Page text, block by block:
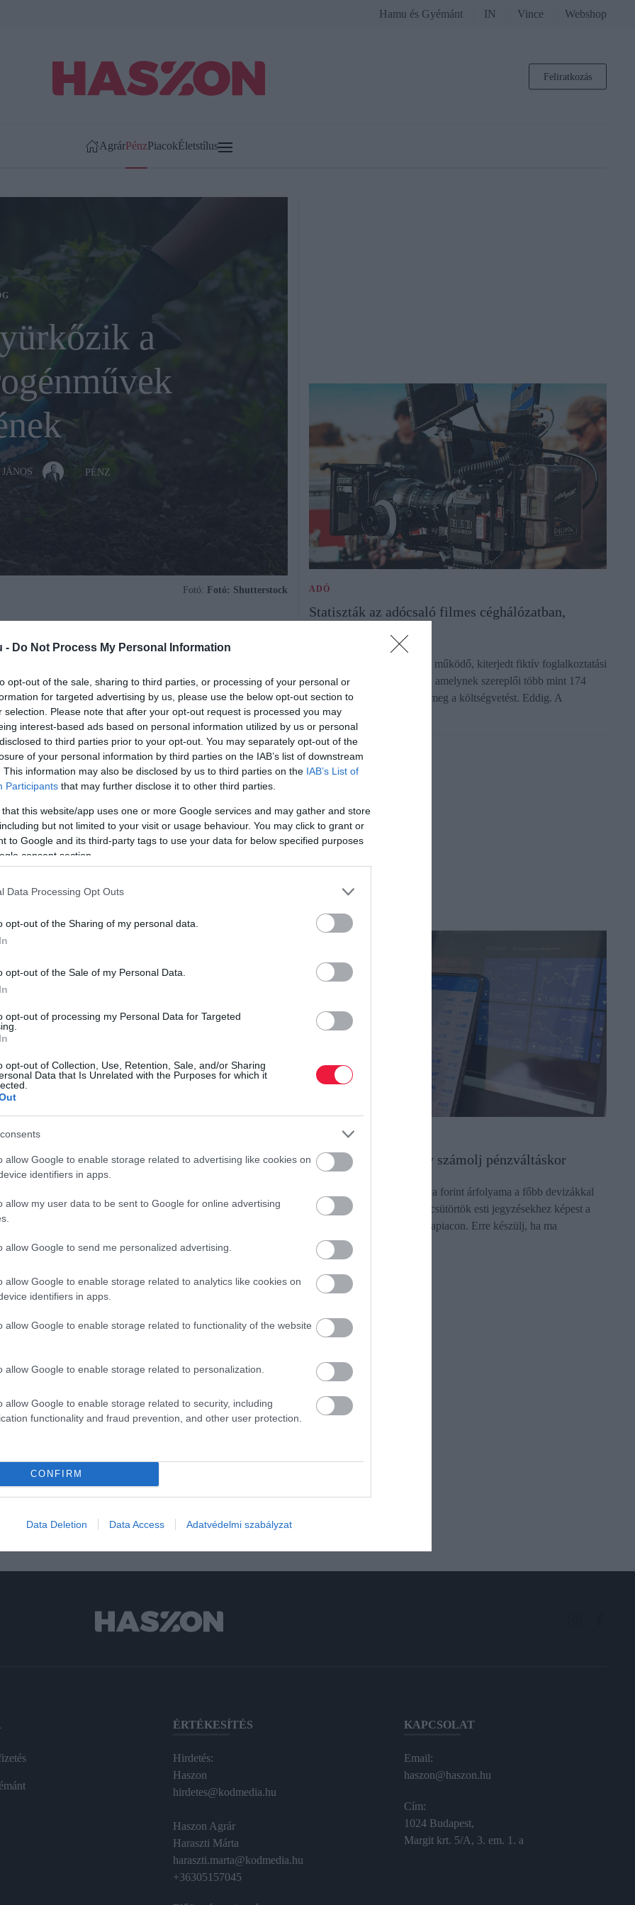
- Do Not Process My Personal Information
opt-out of the sale, sharing to third parties, or processing of your personal or
for targeted advertising by us, please use the below opt-out section to
selection. Please note that after your opt-out request is processed you may
interest-based ads based on personal information utilized by us or personal
to third parties prior to your opt-out. You may separately opt-out of the
of your personal information by third parties on the IAB’s list of downstream
This information may also be disclosed by us to third parties on the IAB’s List of
Participants that may further disclose it to other third parties.
that this website/app uses one or more Google services and may gather and store
but not limited to your visit or usage behaviour. You may click to grant or
to Google and its third-party tags to use your data for below specified purposes
consent section.
Data Processing Opt Outs
opt-out of the Sharing of my personal data.
opt-out of the Sale of my Personal Data.
opt-out of processing my Personal Data for Targeted
opt-out of Collection, Use, Retention, Sale, and/or Sharing
Data that Is Unrelated with the Purposes for which it
allow Google to enable storage related to advertising like cookies on
identifiers in apps.
allow my user data to be sent to Google for online advertising
allow Google to send me personalized advertising.
allow Google to enable storage related to analytics like cookies on
identifiers in apps.
allow Google to enable storage related to functionality of the website
allow Google to enable storage related to personalization.
allow Google to enable storage related to security, including
functionality and fraud prevention, and other user protection.
CONFIRM
Data Deletion Data Access Adatvédelmi szabályzat
Hamu és Gyémánt IN Vince Webshop
Feliratkozás
AgrárPénzPiacokÉletstílus
a
PÉNZ
Fotó: Fotó: Shutterstock
megfelelően a Gazdasági
vizsgálja a Nitrogénművek
azt írja, a bíróság a legsúlyosabb
– tekintetében megerősítette a
döntését.
forrásként a Google Keresőben!
11 milliárd forintos bírságot a Nitrogénművek
keresztül jogsértően korlátozta a versenyt a hazai
ugyanakkor a Nitrogénművek Zrt. – illetve egy
október 3-án döntött a Fővárosi Törvényszék, amely az
azonban a legsúlyosabb jogsértések (árrögzítés,
eredeti döntését.
bírság mértékét illetően megismételt eljárásra
eredeti döntése mellett, ezért a GVH felülvizsgálati
az indokolással utasította el, hogy „az ügy nem vetett
azt jelenti, hogy a GVH a Fővárosi Törvényszék
Zrt. kartellezését.
– vagyis a kartellek – a legsúlyosabb
károkat okozhatnak. A műtrágya-kartell esetében a
a jogsértés időtartama alatt – a tiszta versenyhelyzetben
vagyis a cég kárt okozott a magyar gazdáknak. Mivel a
szempontjából meghatározó jelentőségű, a jogsértés
az élelmiszerpiacra, potenciálisan károsítva ezzel a
ADÓ
Statiszták az adócsaló filmes céghálózatban,
lecsapott a NAV
A NAV egy filmgyártásban működő, kiterjedt fiktív foglalkoztatási
és számlázási láncot tárt fel, amelynek szereplői több mint 174
millió forinttal károsították meg a költségvetést. Eddig. A
vizsgálat…
FORINT
Gyengült a forint, így számolj pénzváltáskor
Mutatjuk, hogyan változott a forint árfolyama a főbb devizákkal
szemben péntek reggelre a csütörtök esti jegyzésekhez képest a
nemzetközi bankközi devizapiacon. Erre készülj, ha ma
külföldön…
rectangle
ÉRTÉKESÍTÉS
Hirdetés:
Haszon
hirdetes@kodmedia.hu
Haszon Agrár
Haraszti Márta
haraszti.marta@kodmedia.hu
+36305157045
KAPCSOLAT
Email:
haszon@haszon.hu
Cím:
1024 Budapest,
Margit krt. 5/A, 3. em. 1. a